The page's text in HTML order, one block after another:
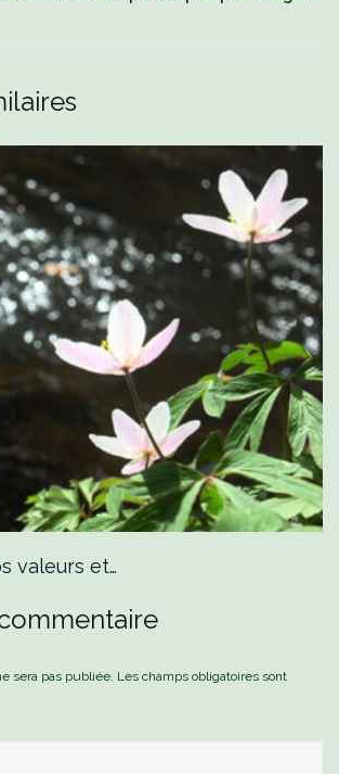
valeurs et…
sera pas publiée. Les champs obligatoires sont